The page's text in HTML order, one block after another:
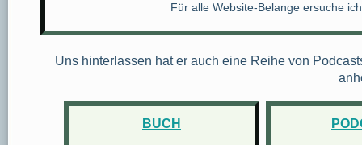
Für alle Website-Belange ersuche
Uns hinterlassen hat er auch eine Reihe von
BUCH